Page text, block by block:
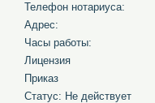
Телефон нотариуса:
Адрес:
Часы работы:
Лицензия
Приказ
Статус: Не действует